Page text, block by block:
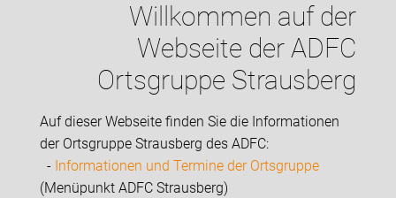
Willkommen auf der
Webseite der ADFC
Ortsgruppe Strausberg
Auf dieser Webseite finden Sie die Informationen
der Ortsgruppe Strausberg des ADFC:
- Informationen und Termine der Ortsgruppe
(Menüpunkt ADFC Strausberg)